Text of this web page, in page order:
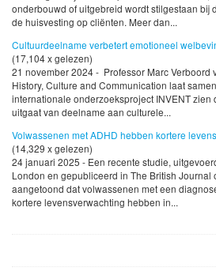
onderbouwd of uitgebreid wordt stilgestaan bij
de huisvesting op cliënten. Meer dan...
Cultuurdeelname verbetert emotioneel
(17,104 x gelezen)
21 november 2024 - Professor Marc Verboord
History, Culture and Communication laat
internationale onderzoeksproject INVENT zien
uitgaat van deelname aan culturele...
Volwassenen met ADHD hebben kortere
(14,329 x gelezen)
24 januari 2025 - Een recente studie,
London en gepubliceerd in The British Journal
aangetoond dat volwassenen met een
kortere levensverwachting hebben in...